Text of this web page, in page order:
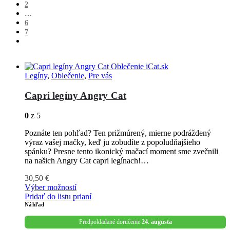
2
…
6
7
Legíny, Oblečenie, Pre vás
Capri legíny Angry Cat
0 z 5
Poznáte ten pohľad? Ten prižmúrený, mierne podráždený
výraz vašej mačky, keď ju zobudíte z popoludňajšieho
spánku? Presne tento ikonický mačací moment sme zvečnili
na našich Angry Cat capri legínach!…
30,50 €
Výber možností
Pridať do listu prianí
Náhľad
Predpokladané doručenie 24. augusta